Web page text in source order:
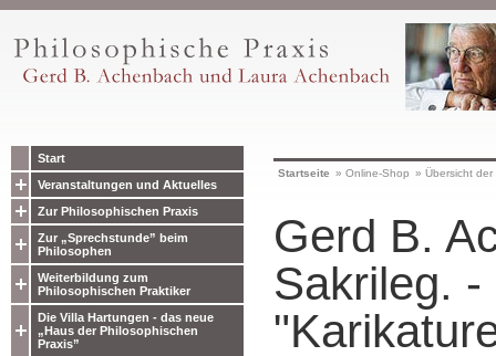
Start
Veranstaltungen und Aktuelles
Zur Philosophischen Praxis
Zur „Sprechstunde” beim
Philosophen
Weiterbildung zum
Philosophischen Praktiker
Die Villa Hartungen - das neue
„Haus der Philosophischen
Praxis”
Startseite » Online-Shop » Übersicht
Gerd B.
Sakrileg.